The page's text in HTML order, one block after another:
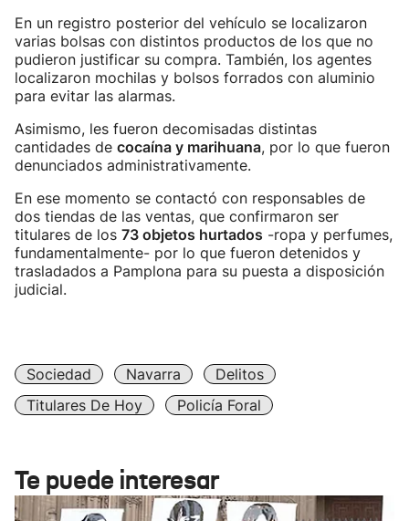
En un registro posterior del vehículo se localizaron
varias bolsas con distintos productos de los que no
pudieron justificar su compra. También, los agentes
localizaron mochilas y bolsos forrados con aluminio
para evitar las alarmas.
Asimismo, les fueron decomisadas distintas
cantidades de cocaína y marihuana, por lo que fueron
denunciados administrativamente.
En ese momento se contactó con responsables de
dos tiendas de las ventas, que confirmaron ser
titulares de los 73 objetos hurtados -ropa y perfumes,
fundamentalmente- por lo que fueron detenidos y
trasladados a Pamplona para su puesta a disposición
judicial.
Sociedad Navarra
Delitos
Titulares De Hoy
Policía Foral
Te puede interesar